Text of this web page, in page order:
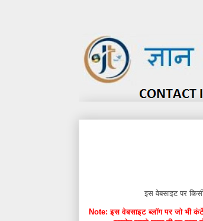
इस वेबसाइट पर
Note: इस वेबसाइट ब्लॉग पर जो भी